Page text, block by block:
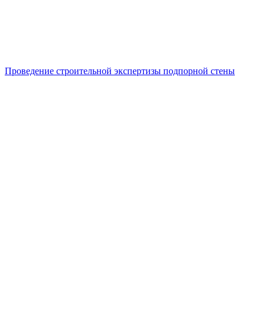
Проведение строительной экспертизы подпорной стены